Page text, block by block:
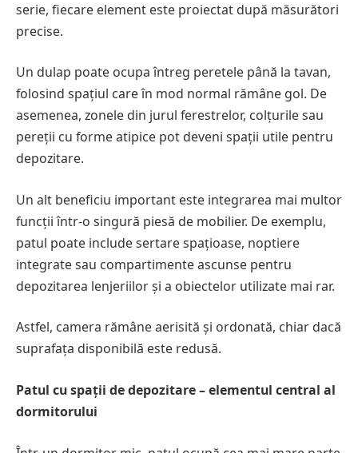
serie, fiecare element este proiectat după măsurători
precise.
Un dulap poate ocupa întreg peretele până la tavan,
folosind spațiul care în mod normal rămâne gol. De
asemenea, zonele din jurul ferestrelor, colțurile sau
pereții cu forme atipice pot deveni spații utile pentru
depozitare.
Un alt beneficiu important este integrarea mai multor
funcții într-o singură piesă de mobilier. De exemplu,
patul poate include sertare spațioase, noptiere
integrate sau compartimente ascunse pentru
depozitarea lenjeriilor și a obiectelor utilizate mai rar.
Astfel, camera rămâne aerisită și ordonată, chiar dacă
suprafața disponibilă este redusă.
Patul cu spații de depozitare – elementul central al
dormitorului